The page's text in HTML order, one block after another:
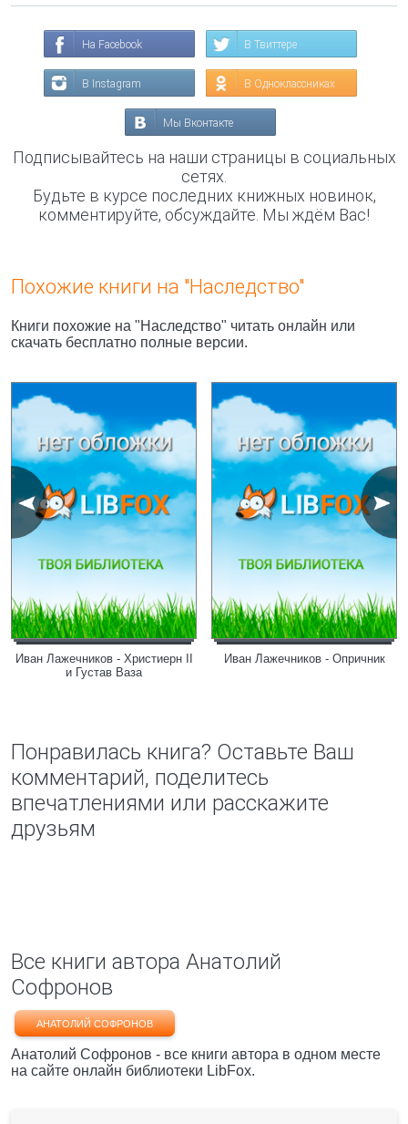
На Facebook В Твиттере
В Instagram В Одноклассниках
Мы Вконтакте
Подписывайтесь на наши страницы в социальных
сетях.
Будьте в курсе последних книжных новинок,
комментируйте, обсуждайте. Мы ждём Вас!
Похожие книги на "Наследство"
Книги похожие на "Наследство" читать онлайн или
скачать бесплатно полные версии.
Иван Лажечников - Христиерн II
и Густав Ваза
Иван Лажечников - Опричник
Понравилась книга? Оставьте Ваш
комментарий, поделитесь
впечатлениями или расскажите
друзьям
Все книги автора Анатолий
Софронов
АНАТОЛИЙ СОФРОНОВ
Анатолий Софронов - все книги автора в одном месте
на сайте онлайн библиотеки LibFox.